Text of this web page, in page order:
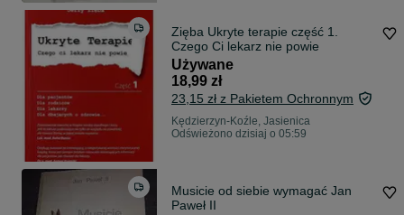
Zięba Ukryte terapie część 1.
Czego Ci lekarz nie powie
Używane
18,99 zł
23,15 zł z Pakietem Ochronnym
Kędzierzyn-Koźle, Jasienica
Odświeżono dzisiaj o 05:59
Musicie od siebie wymagać Jan
Paweł II